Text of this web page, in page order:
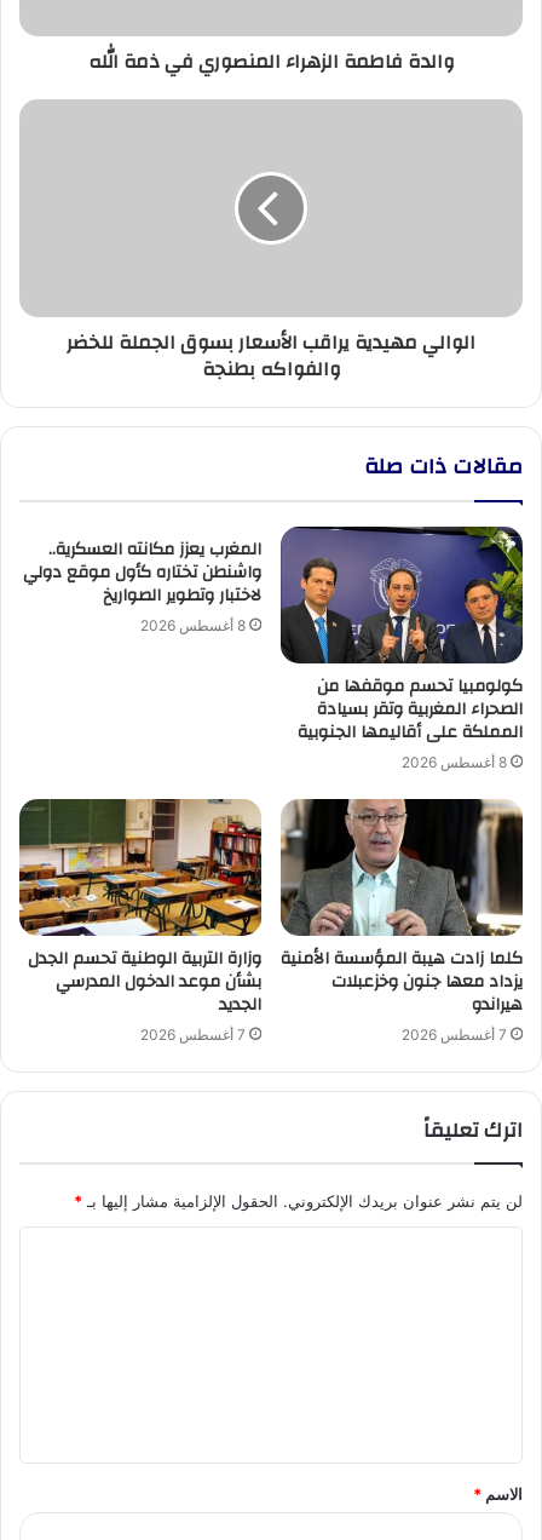
والدة فاطمة الزهراء المنصوري في ذمة الله
الوالي
بطنجة
الوالي مهيدية يراقب الأسعار بسوق الجملة للخضر
والفواكه بطنجة
مقالات ذات صلة
كولومبيا تحسم موقفها من
الصحراء المغربية وتقر بسيادة
المملكة على أقاليمها الجنوبية
8 أغسطس 2026
المغرب يعزز مكانته العسكرية..
واشنطن تختاره كأول موقع دولي
لاختبار وتطوير الصواريخ
8 أغسطس 2026
كلما زادت هيبة المؤسسة الأمنية
يزداد معها جنون وخزعبلات
هيراندو
7 أغسطس 2026
وزارة التربية الوطنية تحسم الجدل
بشأن موعد الدخول المدرسي
الجديد
7 أغسطس 2026
اترك تعليقاً
لن يتم نشر عنوان بريدك الإلكتروني. الحقول الإلزامية مشار إليها بـ *
ق
*
الاسم *